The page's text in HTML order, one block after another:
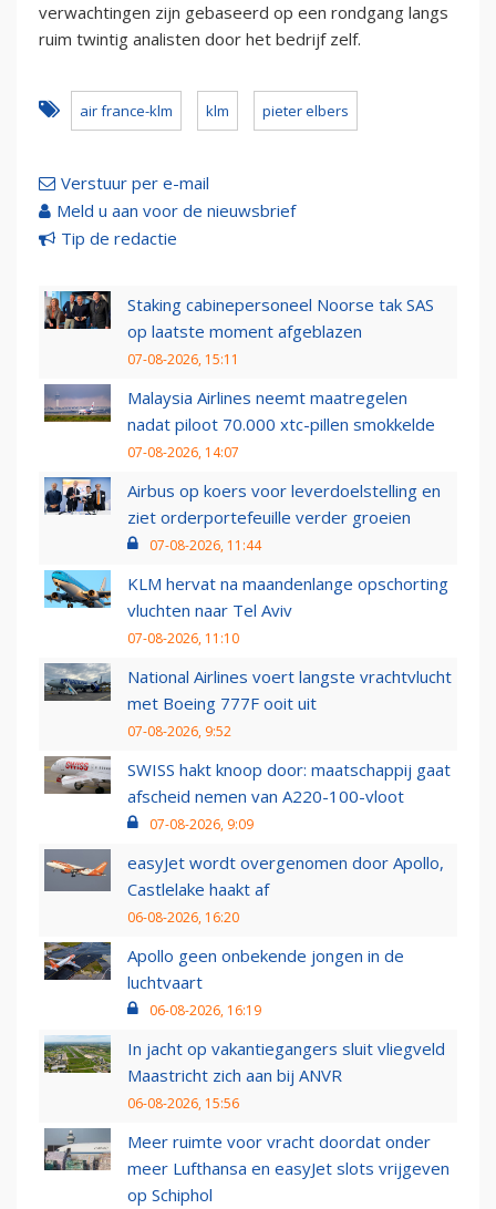
verwachtingen zijn gebaseerd op een rondgang langs
ruim twintig analisten door het bedrijf zelf.
air france-klm klm pieter elbers
Verstuur per e-mail
Meld u aan voor de nieuwsbrief
Tip de redactie
Staking cabinepersoneel Noorse tak SAS
op laatste moment afgeblazen
07-08-2026, 15:11
Malaysia Airlines neemt maatregelen
nadat piloot 70.000 xtc-pillen smokkelde
07-08-2026, 14:07
Airbus op koers voor leverdoelstelling en
ziet orderportefeuille verder groeien
07-08-2026, 11:44
KLM hervat na maandenlange opschorting
vluchten naar Tel Aviv
07-08-2026, 11:10
National Airlines voert langste vrachtvlucht
met Boeing 777F ooit uit
07-08-2026, 9:52
SWISS hakt knoop door: maatschappij gaat
afscheid nemen van A220-100-vloot
07-08-2026, 9:09
easyJet wordt overgenomen door Apollo,
Castlelake haakt af
06-08-2026, 16:20
Apollo geen onbekende jongen in de
luchtvaart
06-08-2026, 16:19
In jacht op vakantiegangers sluit vliegveld
Maastricht zich aan bij ANVR
06-08-2026, 15:56
Meer ruimte voor vracht doordat onder
meer Lufthansa en easyJet slots vrijgeven
op Schiphol